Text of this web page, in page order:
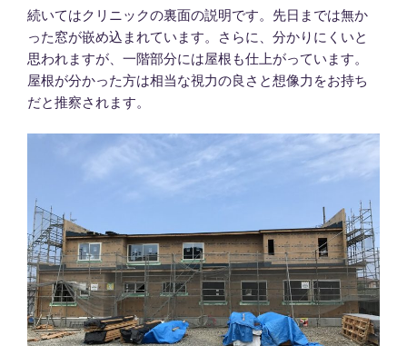
続いてはクリニックの裏面の説明です。先日までは無か
った窓が嵌め込まれています。さらに、分かりにくいと
思われますが、一階部分には屋根も仕上がっています。
屋根が分かった方は相当な視力の良さと想像力をお持ち
だと推察されます。